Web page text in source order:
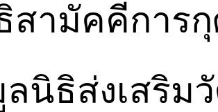
ามัคคีการกุ
ลนิธิส่งเสริม